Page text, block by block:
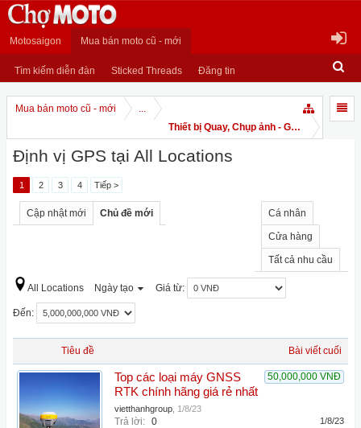
Motosaigon Mua bán moto cũ - mới
Tìm kiếm diễn đàn Sticked Threads Đăng tin
Mua bán moto cũ - mới
...
Thiết bị Quay, Chụp ảnh - GPS
Định vị GPS tại All Locations
1 2 3 4 Tiếp >
Cập nhật mới Chủ đề mới Cá nhân
Cửa hàng
Tất cả nhu cầu
All Locations Ngày tạo Giá từ:
Đến:
Tiêu đề Bài viết cuối
50,000,000 VNĐ
Top các loại máy GNSS
RTK chính hãng giá rẻ nhất
vietthanhgroup 1/8/23
Trả lời: 0 1/8/23